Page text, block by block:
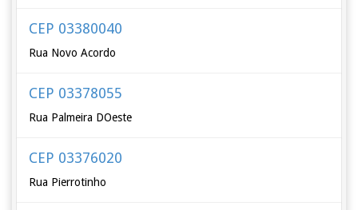
CEP 03380040
Rua Novo Acordo
CEP 03378055
Rua Palmeira DOeste
CEP 03376020
Rua Pierrotinho